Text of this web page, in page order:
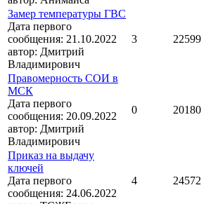
Замер температуры ГВС
Дата первого
сообщения: 21.10.2022
автор: Дмитрий
Владимирович
3 22599
Правомерность СОИ в
МСК
Дата первого
сообщения: 20.09.2022
автор: Дмитрий
Владимирович
0 20180
Приказ на выдачу
ключей
Дата первого
сообщения: 24.06.2022
4 24572